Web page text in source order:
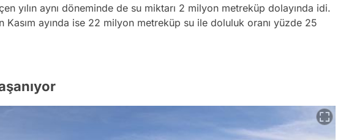
yılın aynı döneminde de su miktarı 2 milyon metreküp dolayında idi.
Kasım ayında ise 22 milyon metreküp su ile doluluk oranı yüzde 25